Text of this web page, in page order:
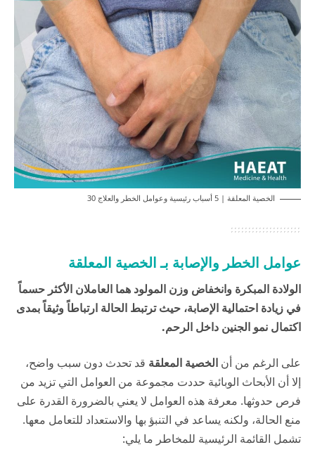
الخصية المعلقة | 5 أسباب رئيسية وعوامل الخطر والعلاج 30
عوامل الخطر والإصابة بـ الخصية المعلقة
الولادة المبكرة وانخفاض وزن المولود هما العاملان الأكثر حسماً
في زيادة احتمالية الإصابة، حيث ترتبط الحالة ارتباطاً وثيقاً بمدى
اكتمال نمو الجنين داخل الرحم.
على الرغم من أن الخصية المعلقة قد تحدث دون سبب واضح،
إلا أن الأبحاث الوبائية حددت مجموعة من العوامل التي تزيد من
فرص حدوثها. معرفة هذه العوامل لا يعني بالضرورة القدرة على
منع الحالة، ولكنه يساعد في التنبؤ بها والاستعداد للتعامل معها.
تشمل القائمة الرئيسية للمخاطر ما يلي: